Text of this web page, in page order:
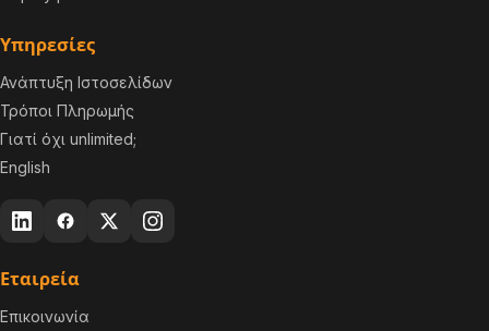
Υπηρεσίες
Ανάπτυξη Ιστοσελίδων
Τρόποι Πληρωμής
Γιατί όχι unlimited;
English
Εταιρεία
Επικοινωνία